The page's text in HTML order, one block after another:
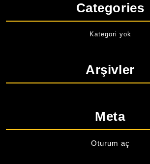
Categories
Kategori yok
Arşivler
Meta
Oturum aç